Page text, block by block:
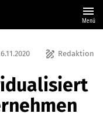
menu
Menü
draw Redaktion